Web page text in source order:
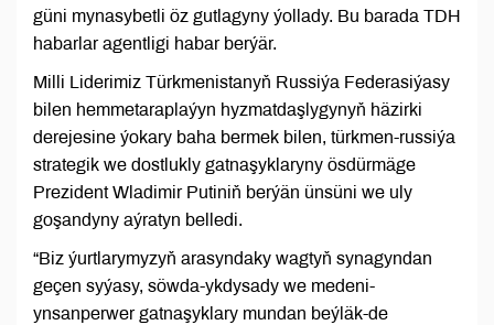
güni mynasybetli öz gutlagyny ýollady. Bu barada TDH
habarlar agentligi habar berýär.
Milli Liderimiz Türkmenistanyň Russiýa Federasiýasy
bilen hemmetaraplaýyn hyzmatdaşlygynyň häzirki
derejesine ýokary baha bermek bilen, türkmen-russiýa
strategik we dostlukly gatnaşyklaryny ösdürmäge
Prezident Wladimir Putiniň berýän ünsüni we uly
goşandyny aýratyn belledi.
“Biz ýurtlarymyzyň arasyndaky wagtyň synagyndan
geçen syýasy, söwda-ykdysady we medeni-
ynsanperwer gatnaşyklary mundan beýläk-de